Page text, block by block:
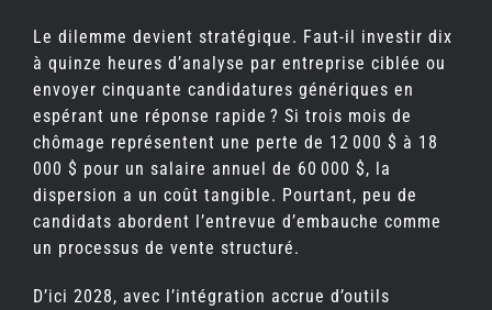
Le dilemme devient stratégique. Faut-il investir dix
à quinze heures d’analyse par entreprise ciblée ou
envoyer cinquante candidatures génériques en
espérant une réponse rapide ? Si trois mois de
chômage représentent une perte de 12 000 $ à 18
000 $ pour un salaire annuel de 60 000 $, la
dispersion a un coût tangible. Pourtant, peu de
candidats abordent l’entrevue d’embauche comme
un processus de vente structuré.
D’ici 2028, avec l’intégration accrue d’outils